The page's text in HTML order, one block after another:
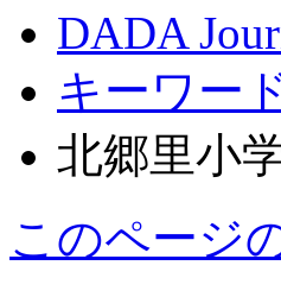
DADA
キーワー
北郷里小
このページ